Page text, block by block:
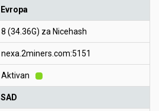
Evropa
8 (34.36G) za Nicehash
nexa.2miners.com:5151
Aktivan
SAD